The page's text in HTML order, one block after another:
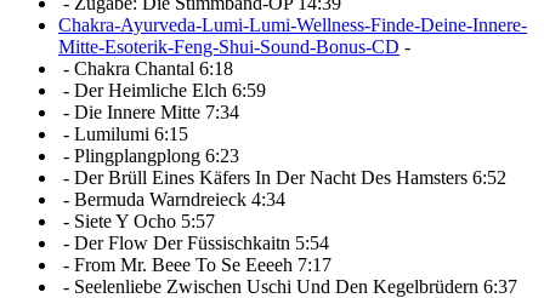
Chakra-Ayurveda-Lumi-Lumi-Wellness-Finde-Deine-Innere-
Mitte-Esoterik-Feng-Shui-Sound-Bonus-CD -
- Chakra Chantal 6:18
- Der Heimliche Elch 6:59
- Die Innere Mitte 7:34
- Lumilumi 6:15
- Plingplangplong 6:23
- Der Brüll Eines Käfers In Der Nacht Des Hamsters 6:52
- Bermuda Warndreieck 4:34
- Siete Y Ocho 5:57
- Der Flow Der Füssischkaitn 5:54
- From Mr. Beee To Se Eeeeh 7:17
- Seelenliebe Zwischen Uschi Und Den Kegelbrüdern 6:37